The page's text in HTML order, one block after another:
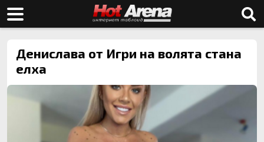
Денислава от Игри на волята стана
елха